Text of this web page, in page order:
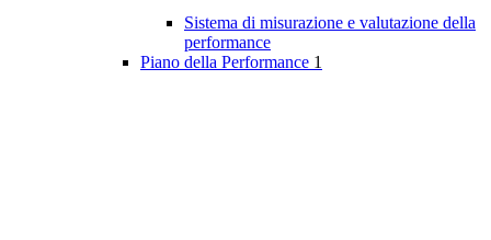
Sistema di misurazione e valutazione della
performance
Piano della Performance 1